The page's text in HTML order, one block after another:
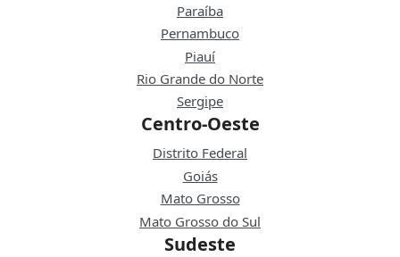
Paraíba
Pernambuco
Piauí
Rio Grande do Norte
Sergipe
Centro-Oeste
Distrito Federal
Goiás
Mato Grosso
Mato Grosso do Sul
Sudeste